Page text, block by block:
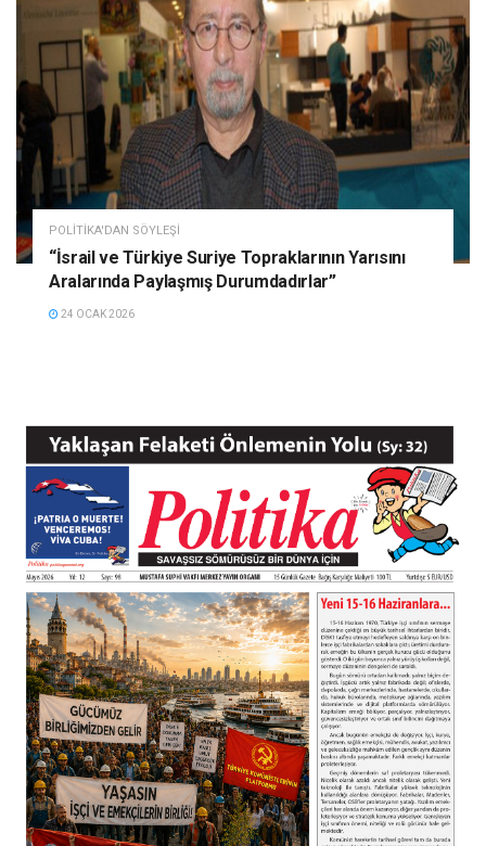
POLITIKA'DAN SÖYLEŞI
“İsrail ve Türkiye Suriye Topraklarının Yarısını
Aralarında Paylaşmış Durumdadırlar”
24 OCAK 2026